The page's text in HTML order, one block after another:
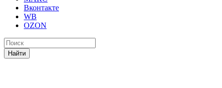
Вконтакте
WB
OZON
Найти